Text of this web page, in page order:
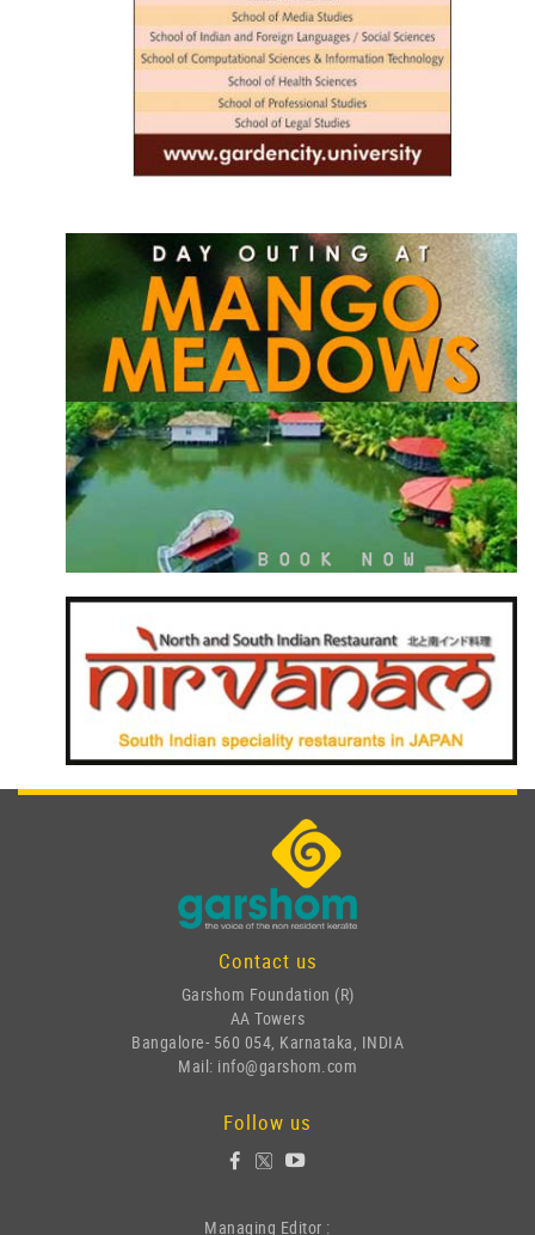
Contact us
Garshom Foundation (R)
AA Towers
Bangalore- 560 054, Karnataka, INDIA
Mail: info@garshom.com
Follow us
Managing Editor :